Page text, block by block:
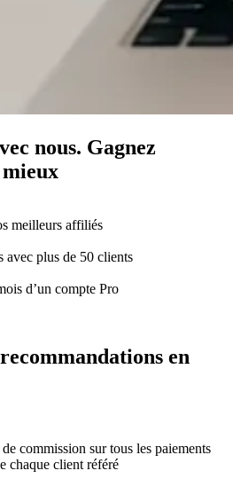
nous. Gagnez
meilleurs affiliés
avec plus de 50 clients
d’un compte Pro
en
commission sur tous les paiements
chaque client référé